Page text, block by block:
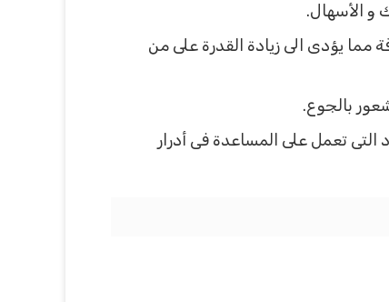
و الأسهال.
مما يؤدى الى زيادة القدرة على من
بالجوع.
تعمل على المساعدة فى أدرار